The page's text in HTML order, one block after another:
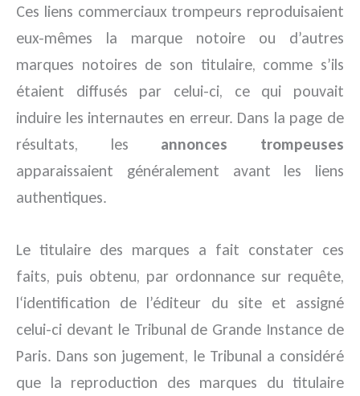
Ces liens commerciaux trompeurs reproduisaient
eux-mêmes la marque notoire ou d’autres
marques notoires de son titulaire, comme s’ils
étaient diffusés par celui-ci, ce qui pouvait
induire les internautes en erreur. Dans la page de
résultats, les annonces trompeuses
apparaissaient généralement avant les liens
authentiques.
Le titulaire des marques a fait constater ces
faits, puis obtenu, par ordonnance sur requête,
l‘identification de l’éditeur du site et assigné
celui-ci devant le Tribunal de Grande Instance de
Paris. Dans son jugement, le Tribunal a considéré
que la reproduction des marques du titulaire